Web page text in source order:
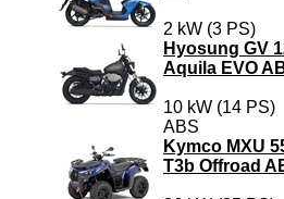
2 kW (3 PS)
Hyosung GV
Aquila EVO
10 kW (14 PS)
ABS
Kymco MXU
T3b Offroad